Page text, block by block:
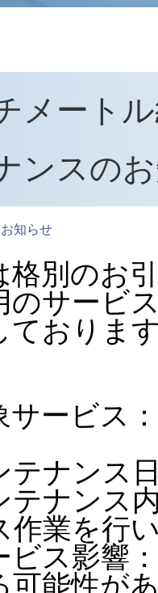
メート
ンスの
お知らせ
格別のお
のサービ
ておりま
サービス
テナンス
テナンス
作業を行
ビス影響
可能性が